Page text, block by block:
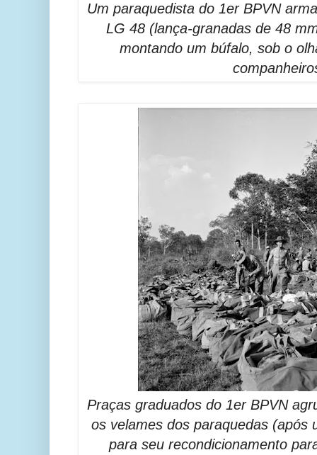
Um paraquedista do 1er BPVN
LG 48 (lança-granadas de 48
montando um búfalo, sob o
Praças graduados do 1er BPVN
os velames dos paraquedas (após
para seu recondicionamento